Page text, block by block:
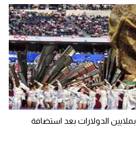
الدولارات بعد استضافة